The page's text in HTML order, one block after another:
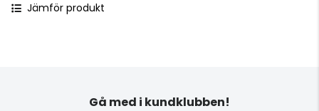
Jämför produkt
Gå med i kundklubben!